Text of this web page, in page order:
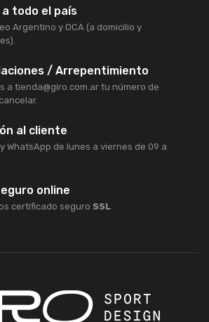
a todo el país
Argentino y OCA (a domicilio y
/ Arrepentimiento
a tienda@giro.com.ar tu número de
al cliente
WhatsApp de lunes a viernes de 09 a
online
certificado seguro SSL